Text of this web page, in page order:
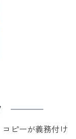
ピーが義務付け